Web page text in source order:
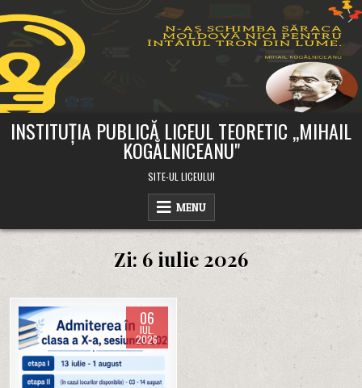
to
INSTITUȚIA PUBLICĂ LICEUL TEORETIC ,,MIHAIL
KOGĂLNICEANU"
SITE-UL LICEULUI
MENU
Zi: 6 iulie 2026
06
IUL.
2026
Posted
in